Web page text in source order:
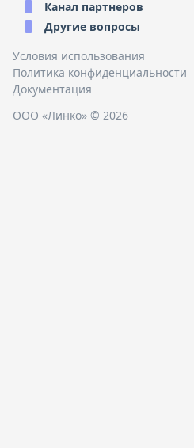
Канал партнеров
Другие вопросы
Условия использования
Политика конфиденциальности
Документация
ООО «Линко» © 2026